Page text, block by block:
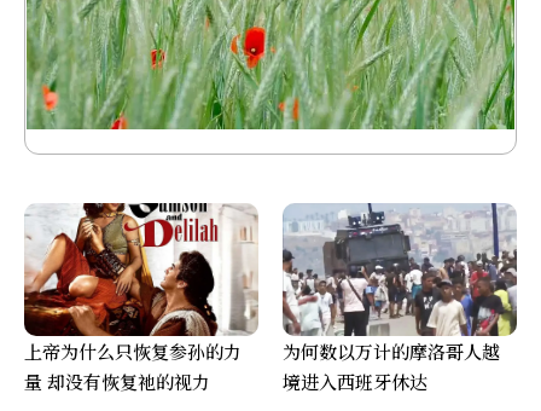
上帝为什么只恢复参孙的力
量 却没有恢复祂的视力
为何数以万计的摩洛哥人越
境进入西班牙休达